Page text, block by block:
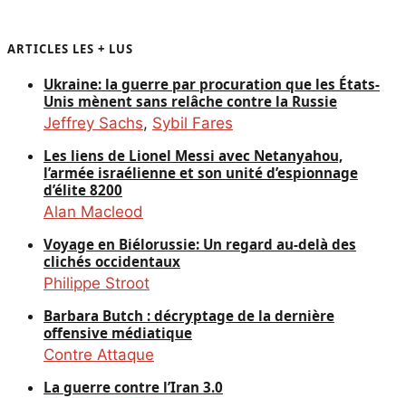
ARTICLES LES + LUS
Ukraine: la guerre par procuration que les États-
Unis mènent sans relâche contre la Russie
Jeffrey Sachs, Sybil Fares
Les liens de Lionel Messi avec Netanyahou,
l’armée israélienne et son unité d’espionnage
d’élite 8200
Alan Macleod
Voyage en Biélorussie: Un regard au-delà des
clichés occidentaux
Philippe Stroot
Barbara Butch : décryptage de la dernière
offensive médiatique
Contre Attaque
La guerre contre l’Iran 3.0